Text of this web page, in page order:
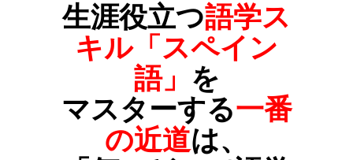
生涯役立つ語学ス
キル「スペイン
語」 を
マスターする一番
の近道は、